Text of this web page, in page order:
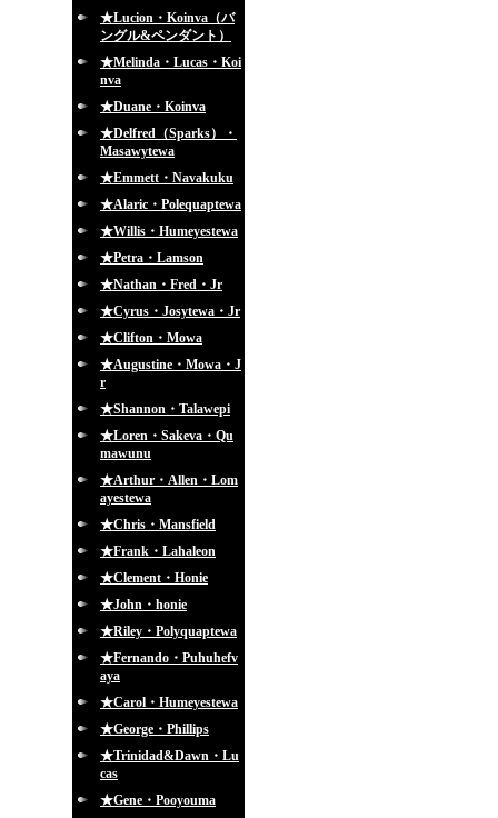
★Lucion・Koinva（バ
ングル&ペンダント）
★Melinda・Lucas・Koi
nva
★Duane・Koinva
★Delfred（Sparks）・
Masawytewa
★Emmett・Navakuku
★Alaric・Polequaptewa
★Willis・Humeyestewa
★Petra・Lamson
★Nathan・Fred・Jr
★Cyrus・Josytewa・Jr
★Clifton・Mowa
★Augustine・Mowa・J
r
★Shannon・Talawepi
★Loren・Sakeva・Qu
mawunu
★Arthur・Allen・Lom
ayestewa
★Chris・Mansfield
★Frank・Lahaleon
★Clement・Honie
★John・honie
★Riley・Polyquaptewa
★Fernando・Puhuhefv
aya
★Carol・Humeyestewa
★George・Phillips
★Trinidad&Dawn・Lu
cas
★Gene・Pooyouma